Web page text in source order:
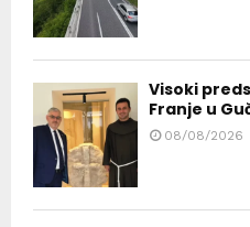
Visoki
Franje u
08/08/2026